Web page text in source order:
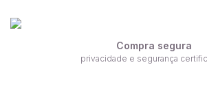
Compra segura
privacidade e segurança